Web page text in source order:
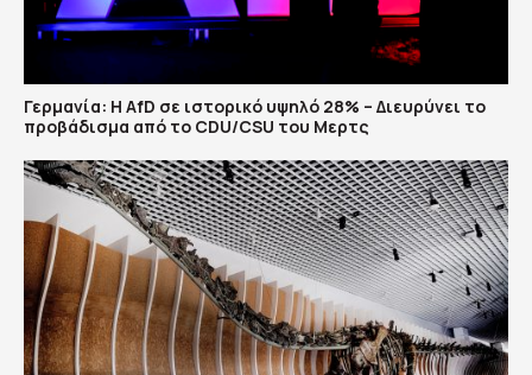
Γερμανία: Η AfD σε ιστορικό υψηλό 28% – Διευρύνει το
προβάδισμα από το CDU/CSU του Μερτς